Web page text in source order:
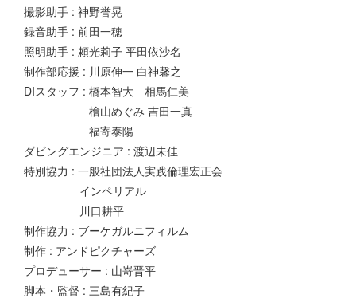
撮影助手 : 神野誉晃
録音助手 : 前田一穂
照明助手 : 頼光莉子 平田依沙名
制作部応援 : 川原伸一 白神馨之
DIスタッフ : 橋本智大 相馬仁美
檜山めぐみ 吉田一真
福寄泰陽
ダビングエンジニア : 渡辺未佳
特別協力 : 一般社団法人実践倫理宏正会
インペリアル
川口耕平
制作協力 : ブーケガルニフィルム
制作 : アンドピクチャーズ
プロデューサー : 山嵜晋平
脚本・監督 : 三島有紀子